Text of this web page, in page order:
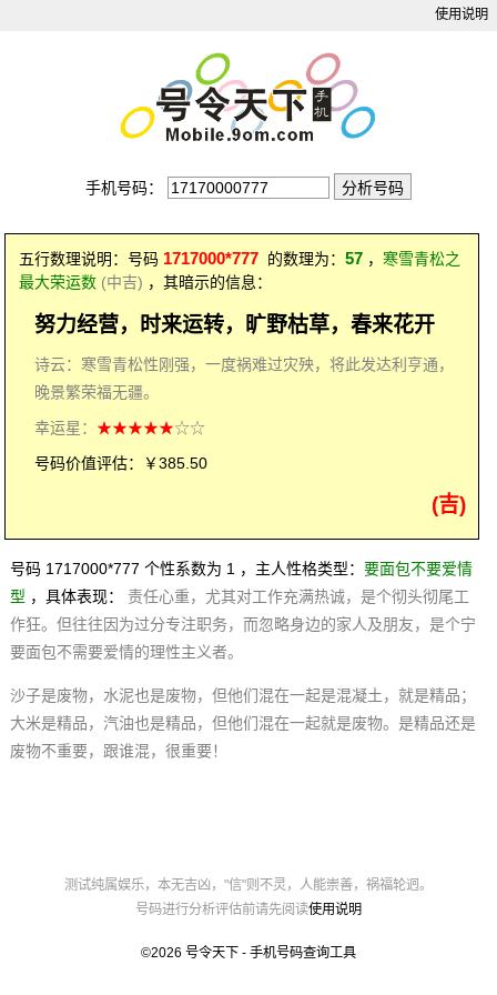
使用说明
手机号码：
五行数理说明：号码 1717000*777的数理为： 57， 寒雪青松之
最大荣运数 (中吉) ，其暗示的信息：
努力经营，时来运转，旷野枯草，春来花开
诗云：寒雪青松性刚强，一度祸难过灾殃，将此发达利亨通，
晚景繁荣福无疆。
幸运星： ★★★★★☆☆
号码价值评估：￥385.50
(吉)
号码 1717000*777 个性系数为 1 ，主人性格类型： 要面包不要爱情
型 ，具体表现： 责任心重，尤其对工作充满热诚，是个彻头彻尾工
作狂。但往往因为过分专注职务，而忽略身边的家人及朋友，是个宁
要面包不需要爱情的理性主义者。
沙子是废物，水泥也是废物，但他们混在一起是混凝土，就是精品；
大米是精品，汽油也是精品，但他们混在一起就是废物。是精品还是
废物不重要，跟谁混，很重要！
测试纯属娱乐，本无吉凶，"信"则不灵，人能崇善，祸福轮迥。
号码进行分析评估前请先阅读使用说明
©2026 号令天下 - 手机号码查询工具